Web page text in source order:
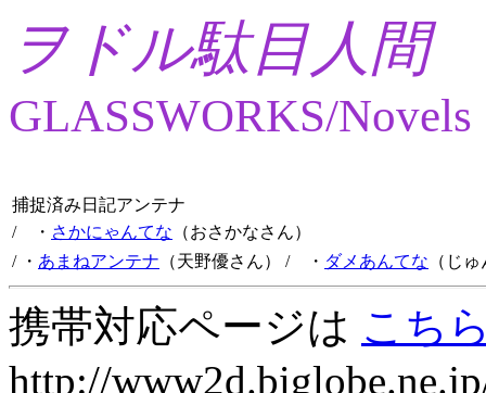
ヲドル駄目人間
GLASSWORKS/Novels
捕捉済み日記アンテナ
/ ・ さかにゃんてな （おさかなさん）
/ ・ あまねアンテナ （天野優さん） / ・ ダメあんてな （じ
携帯対応ページは こち
http://